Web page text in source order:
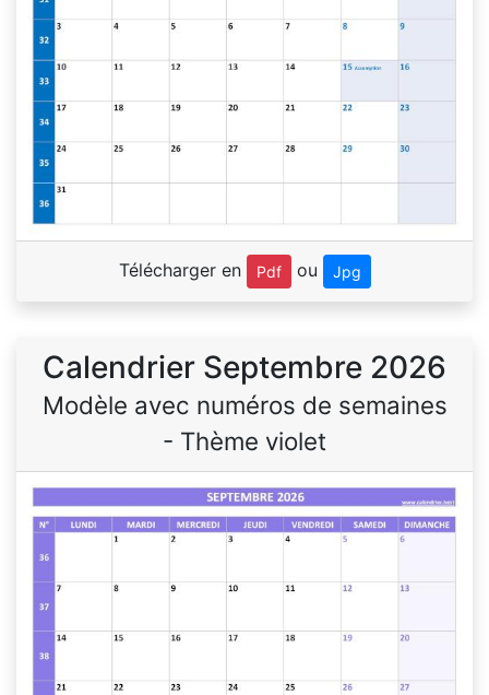
Télécharger en Pdf ou Jpg
Calendrier Septembre 2026
Modèle avec numéros de semaines
- Thème violet